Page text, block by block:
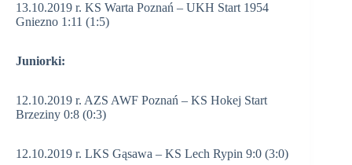
13.10.2019 r. KS Warta Poznań – UKH Start 1954
Gniezno 1:11 (1:5)
Juniorki:
12.10.2019 r. AZS AWF Poznań – KS Hokej Start
Brzeziny 0:8 (0:3)
12.10.2019 r. LKS Gąsawa – KS Lech Rypin 9:0 (3:0)